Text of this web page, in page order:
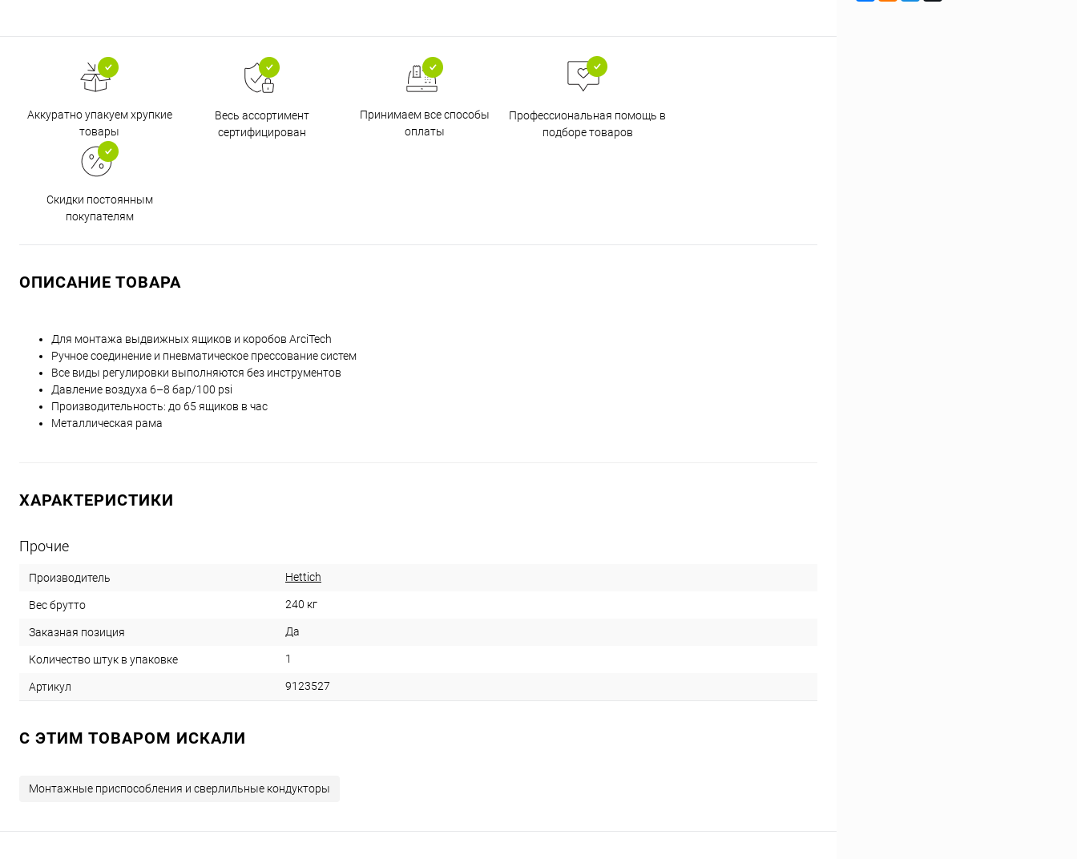
Аккуратно упакуем хрупкие
товары
Весь ассортимент
сертифицирован
Принимаем все способы
оплаты
Профессиональная помощь в
подборе товаров
Скидки постоянным
покупателям
ОПИСАНИЕ ТОВАРА
Для монтажа выдвижных ящиков и коробов ArciTech
Ручное соединение и пневматическое прессование систем
Все виды регулировки выполняются без инструментов
Давление воздуха 6–8 бар/100 psi
Производительность: до 65 ящиков в час
Металлическая рама
ХАРАКТЕРИСТИКИ
Прочие
Производитель Hettich
Вес брутто 240 кг
Заказная позиция Да
Количество штук в упаковке 1
Артикул 9123527
C ЭТИМ ТОВАРОМ ИСКАЛИ
Монтажные приспособления и сверлильные кондукторы